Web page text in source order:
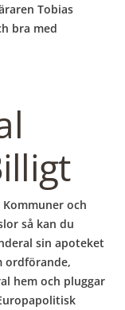
Tobias
bra med
och
så kan du
sin apoteket
ordförande,
hem och pluggar